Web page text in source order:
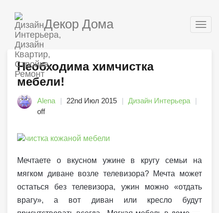
Декор Дома
Необходима химчистка
мебели!
Alena 22nd Июл 2015
Дизайн Интерьера
off
Мечтаете о вкусном ужине в кругу семьи на
мягком диване возле телевизора? Мечта может
остаться без телевизора, ужин можно «отдать
врагу», а вот диван или кресло будут